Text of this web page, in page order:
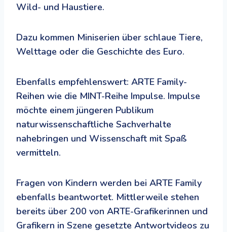
Wild- und Haustiere.
Dazu kommen Miniserien über schlaue Tiere,
Welttage oder die Geschichte des Euro.
Ebenfalls empfehlenswert: ARTE Family-
Reihen wie die MINT-Reihe Impulse. Impulse
möchte einem jüngeren Publikum
naturwissenschaftliche Sachverhalte
nahebringen und Wissenschaft mit Spaß
vermitteln.
Fragen von Kindern werden bei ARTE Family
ebenfalls beantwortet. Mittlerweile stehen
bereits über 200 von ARTE-Grafikerinnen und
Grafikern in Szene gesetzte Antwortvideos zu